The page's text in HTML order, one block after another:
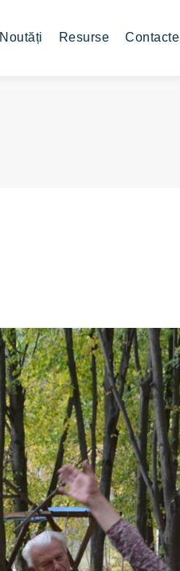
Noutăți Resurse Contacte